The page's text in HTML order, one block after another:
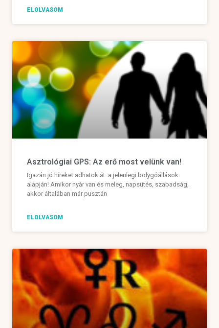
ELOLVASOM
Asztrológiai GPS: Az erő most velünk van!
Igazán jó híreket adhatok át a jelenlegi bolygóállások
alapján! Amikor nyár van és meleg, napsütés, szabadság,
akkor általában már pusztán
ELOLVASOM